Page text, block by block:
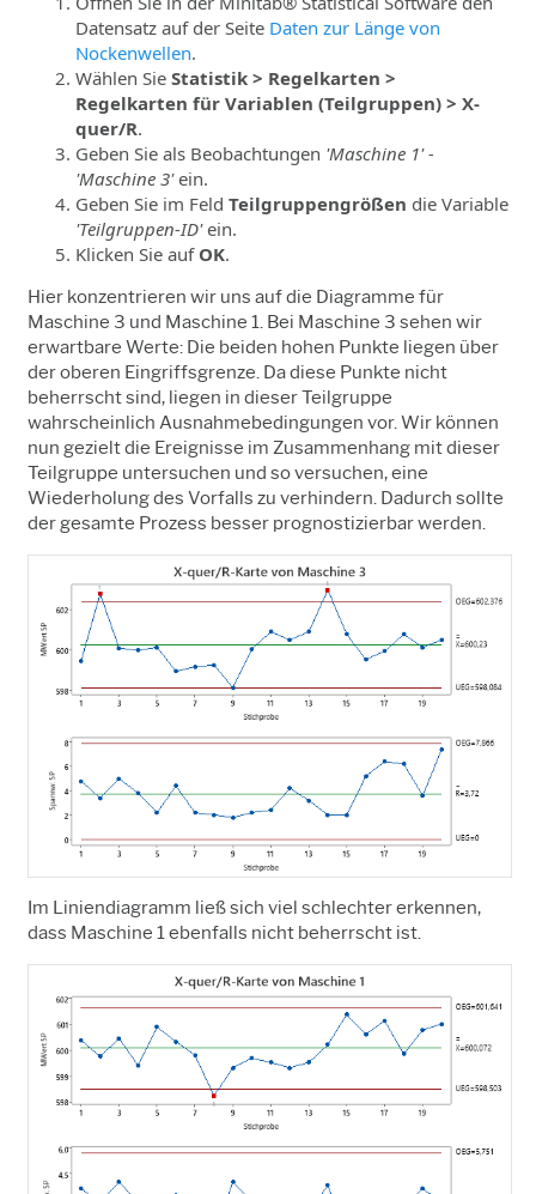
Datensatz auf der Seite Daten zur Länge von
Nockenwellen.
Wählen Sie Statistik > Regelkarten >
Regelkarten für Variablen (Teilgruppen) > X-
quer/R.
Geben Sie als Beobachtungen 'Maschine 1' -
'Maschine 3'ein.
Geben Sie im Feld Teilgruppengrößen die Variable
'Teilgruppen-ID' ein.
Klicken Sie auf OK.
Hier konzentrieren wir uns auf die Diagramme für
Maschine 3 und Maschine 1. Bei Maschine 3 sehen wir
erwartbare Werte: Die beiden hohen Punkte liegen über
der oberen Eingriffsgrenze. Da diese Punkte nicht
beherrscht sind, liegen in dieser Teilgruppe
wahrscheinlich Ausnahmebedingungen vor. Wir können
nun gezielt die Ereignisse im Zusammenhang mit dieser
Teilgruppe untersuchen und so versuchen, eine
Wiederholung des Vorfalls zu verhindern. Dadurch sollte
der gesamte Prozess besser prognostizierbar werden.
Im Liniendiagramm ließ sich viel schlechter erkennen,
dass Maschine 1 ebenfalls nicht beherrscht ist.